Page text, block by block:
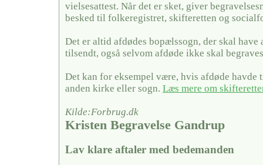
vielsesattest. Når det er sket, giver
besked til folkeregistret, skifteretten og
Det er altid afdødes bopælssogn, der skal have
tilsendt, også selvom afdøde ikke skal
Det kan for eksempel være, hvis afdøde
anden kirke eller sogn. Læs mere om
Kilde:Forbrug.dk
Kristen Begravelse Gandrup
Lav klare aftaler med bedemanden